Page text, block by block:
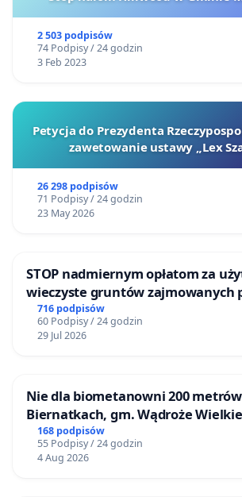
2 503 podpisów
74 Podpisy / 24 godzin
3 Feb 2023
Petycja do Prezydenta
zawetowanie ustawy „Lex
26 298 podpisów
71 Podpisy / 24 godzin
23 May 2026
STOP nadmiernym opłatom za
wieczyste gruntów zajmowanych
ogrody działkowe.
716 podpisów
60 Podpisy / 24 godzin
29 Jul 2026
Nie dla biometanowni 200
Biernatkach, gm. Wądroże Wielkie
168 podpisów
55 Podpisy / 24 godzin
4 Aug 2026